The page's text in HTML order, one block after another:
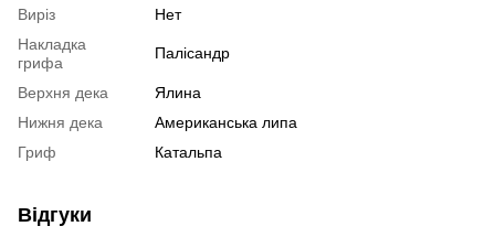
Виріз
Нет
Накладка
грифа
Палісандр
Верхня дека
Ялина
Нижня дека
Американська липа
Гриф
Катальпа
Відгуки